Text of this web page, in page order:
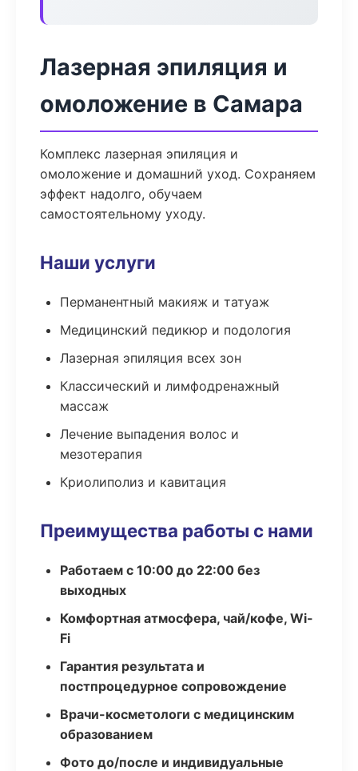
Лазерная эпиляция и
омоложение в Самара
Комплекс лазерная эпиляция и
омоложение и домашний уход. Сохраняем
эффект надолго, обучаем
самостоятельному уходу.
Наши услуги
Перманентный макияж и татуаж
Медицинский педикюр и подология
Лазерная эпиляция всех зон
Классический и лимфодренажный
массаж
Лечение выпадения волос и
мезотерапия
Криолиполиз и кавитация
Преимущества работы с нами
Работаем с 10:00 до 22:00 без
выходных
Комфортная атмосфера, чай/кофе, Wi-
Fi
Гарантия результата и
постпроцедурное сопровождение
Врачи-косметологи с медицинским
образованием
Фото до/после и индивидуальные